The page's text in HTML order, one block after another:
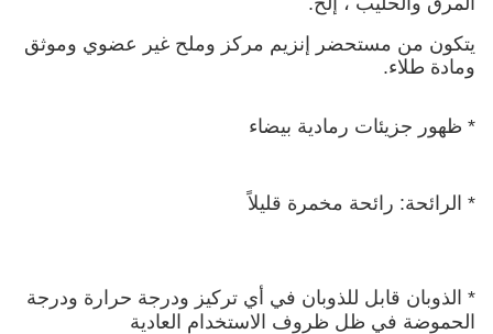
ومادة طلاء.
* ظهور جزيئات رمادية بيضاء
* الرائحة: رائحة مخمرة قليلاً
الحموضة في ظل ظروف الاستخدام العادية